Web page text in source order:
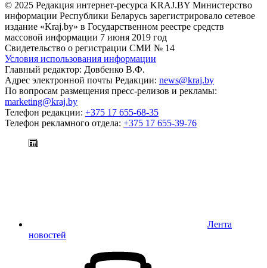
© 2025 Редакция интернет-ресурса KRAJ.BY Министерство
информации Республики Беларусь зарегистрировало сетевое
издание «Kraj.by» в Государственном реестре средств
массовой информации 7 июня 2019 год
Свидетельство о регистрации СМИ № 14
Условия использования информации
Главный редактор: Довбенко В.Ф.
Адрес электронной почты Редакции: news@kraj.by
По вопросам размещения пресс-релизов и рекламы:
marketing@kraj.by
Телефон редакции: +375 17 655-68-35
Телефон рекламного отдела: +375 17 655-39-76
Лента
новостей